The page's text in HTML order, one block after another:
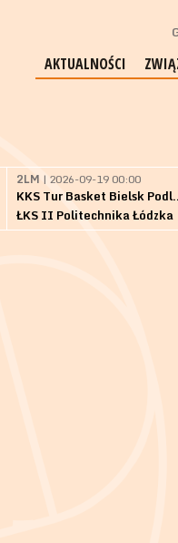
AKTUALNOŚCI
2LM | 2026-09-19 00:00
KKS Tur
ŁKS II Politechnika Łódzka